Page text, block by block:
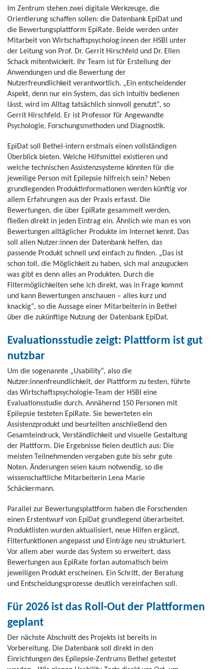
Im Zentrum stehen zwei digitale Werkzeuge, die
Orientierung schaffen sollen: die Datenbank EpiDat und
die Bewertungsplattform EpiRate. Beide werden unter
Mitarbeit von Wirtschaftspsycholog:innen der HSBI unter
der Leitung von Prof. Dr. Gerrit Hirschfeld und Dr. Ellen
Schack mitentwickelt. Ihr Team ist für Erstellung der
Anwendungen und die Bewertung der
Nutzerfreundlichkeit verantwortlich. „Ein entscheidender
Aspekt, denn nur ein System, das sich intuitiv bedienen
lässt, wird im Alltag tatsächlich sinnvoll genutzt“, so
Gerrit Hirschfeld. Er ist Professor für Angewandte
Psychologie, Forschungsmethoden und Diagnostik.
EpiDat soll Bethel-intern erstmals einen vollständigen
Überblick bieten. Welche Hilfsmittel existieren und
welche technischen Assistenzsysteme könnten für die
jeweilige Person mit Epilepsie hilfreich sein? Neben
grundlegenden Produktinformationen werden künftig vor
allem Erfahrungen aus der Praxis erfasst. Die
Bewertungen, die über EpiRate gesammelt werden,
fließen direkt in jeden Eintrag ein. Ähnlich wie man es von
Bewertungen alltäglicher Produkte im Internet kennt. Das
soll allen Nutzer:innen der Datenbank helfen, das
passende Produkt schnell und einfach zu finden. „Das ist
schon toll, die Möglichkeit zu haben, sich mal anzugucken
was gibt es denn alles an Produkten. Durch die
Filtermöglichkeiten sehe ich direkt, was in Frage kommt
und kann Bewertungen anschauen – alles kurz und
knackig“, so die Aussage einer Mitarbeiterin in Bethel
über die zukünftige Nutzung der Datenbank EpiDat.
Evaluationsstudie zeigt: Plattform ist gut
nutzbar
Um die sogenannte „Usability“, also die
Nutzer:innenfreundlichkeit, der Plattform zu testen, führte
das Wirtschaftspsychologie-Team der HSBI eine
Evaluationsstudie durch. Annähernd 150 Personen mit
Epilepsie testeten EpiRate. Sie bewerteten ein
Assistenzprodukt und beurteilten anschließend den
Gesamteindruck, Verständlichkeit und visuelle Gestaltung
der Plattform. Die Ergebnisse fielen deutlich aus: Die
meisten Teilnehmenden vergaben gute bis sehr gute
Noten. Änderungen seien kaum notwendig, so die
wissenschaftliche Mitarbeiterin Lena Marie
Schäckermann.
Parallel zur Bewertungsplattform haben die Forschenden
einen Erstentwurf von EpiDat grundlegend überarbeitet.
Produktlisten wurden aktualisiert, neue Hilfen ergänzt,
Filterfunktionen angepasst und Einträge neu strukturiert.
Vor allem aber wurde das System so erweitert, dass
Bewertungen aus EpiRate fortan automatisch beim
jeweiligen Produkt erscheinen. Ein Schritt, der Beratung
und Entscheidungsprozesse deutlich vereinfachen soll.
Für 2026 ist das Roll-Out der Plattformen
geplant
Der nächste Abschnitt des Projekts ist bereits in
Vorbereitung. Die Datenbank soll direkt in den
Einrichtungen des Epilepsie-Zentrums Bethel getestet